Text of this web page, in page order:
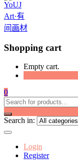
Shopping cart
Empty cart.
0
Search in:
Login
Register